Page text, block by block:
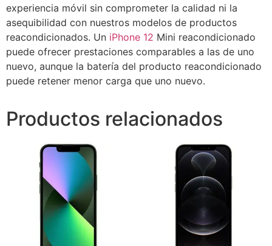
experiencia móvil sin comprometer la calidad ni la
asequibilidad con nuestros modelos de productos
reacondicionados. Un iPhone 12 Mini reacondicionado
puede ofrecer prestaciones comparables a las de uno
nuevo, aunque la batería del producto reacondicionado
puede retener menor carga que uno nuevo.
Productos relacionados